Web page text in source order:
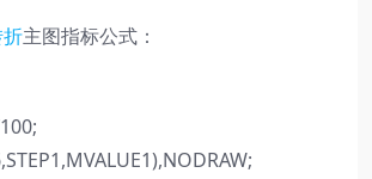
主图指标公式：